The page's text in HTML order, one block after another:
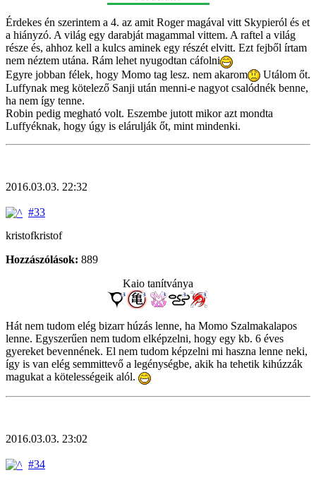
Érdekes én szerintem a 4. az amit Roger magával vitt Skypieról és et
a hiányzó. A világ egy darabját magammal vittem. A raftel a világ
része és, ahhoz kell a kulcs aminek egy részét elvitt. Ezt fejből írtam
nem néztem utána. Rám lehet nyugodtan cáfolni
Egyre jobban félek, hogy Momo tag lesz. nem akarom
Utálom őt.
Luffynak meg kötelező Sanji után menni-e nagyot csalódnék benne,
ha nem így tenne.
Robin pedig megható volt. Eszembe jutott mikor azt mondta
Luffyéknak, hogy úgy is elárulják őt, mint mindenki.
2016.03.03. 22:32
#33
kristofkristof
Hozzászólások: 889
Kaio tanítványa
Hát nem tudom elég bizarr húzás lenne, ha Momo Szalmakalapos
lenne. Egyszerűen nem tudom elképzelni, hogy egy kb. 6 éves
gyereket bevennének. El nem tudom képzelni mi haszna lenne neki,
így is van elég semmittevő a legénységbe, akik ha tehetik kihúzzák
magukat a kötelességeik alól.
2016.03.03. 23:02
#34